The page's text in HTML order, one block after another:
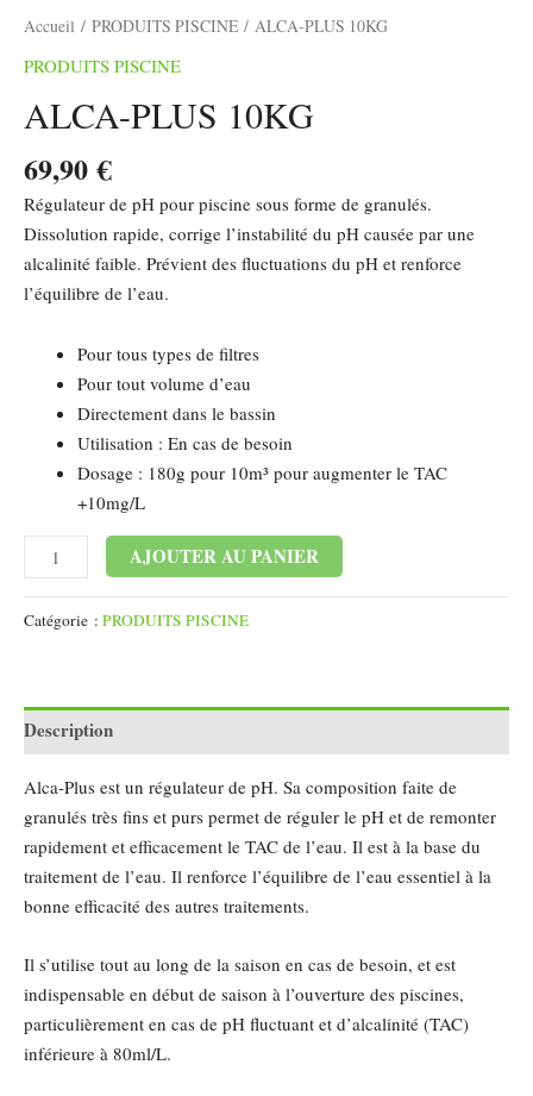
Accueil / PRODUITS PISCINE / ALCA-PLUS 10KG
PRODUITS PISCINE
ALCA-PLUS 10KG
69,90€
Régulateur de pH pour piscine sous forme de granulés.
Dissolution rapide, corrige l’instabilité du pH causée par une
alcalinité faible. Prévient des fluctuations du pH et renforce
l’équilibre de l’eau.
Pour tous types de filtres
Pour tout volume d’eau
Directement dans le bassin
Utilisation : En cas de besoin
Dosage : 180g pour 10m³ pour augmenter le TAC
+10mg/L
AJOUTER AU PANIER
Catégorie : PRODUITS PISCINE
Description
Alca-Plus est un régulateur de pH. Sa composition faite de
granulés très fins et purs permet de réguler le pH et de remonter
rapidement et efficacement le TAC de l’eau. Il est à la base du
traitement de l’eau. Il renforce l’équilibre de l’eau essentiel à la
bonne efficacité des autres traitements.
Il s’utilise tout au long de la saison en cas de besoin, et est
indispensable en début de saison à l’ouverture des piscines,
particulièrement en cas de pH fluctuant et d’alcalinité (TAC)
inférieure à 80ml/L.